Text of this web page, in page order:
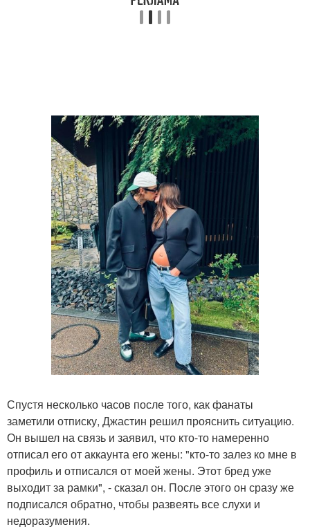
Спустя несколько часов после того, как фанаты
заметили отписку, Джастин решил прояснить ситуацию.
Он вышел на связь и заявил, что кто-то намеренно
отписал его от аккаунта его жены: "кто-то залез ко мне в
профиль и отписался от моей жены. Этот бред уже
выходит за рамки", - сказал он. После этого он сразу же
подписался обратно, чтобы развеять все слухи и
недоразумения.